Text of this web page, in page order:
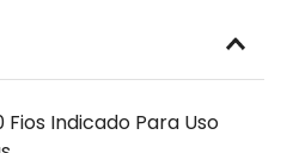
Fios Indicado Para Uso